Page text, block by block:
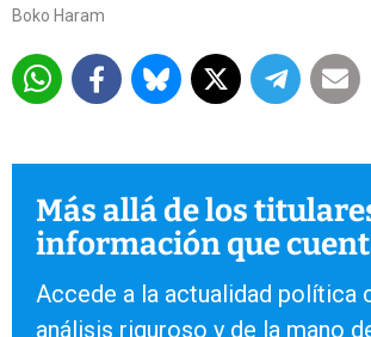
Boko Haram
Más allá de los
información que
Accede a la actualidad política
análisis riguroso y de la mano